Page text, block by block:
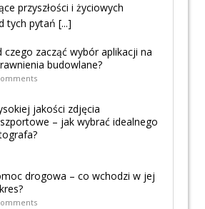
przyszłości i życiowych
tych pytań [...]
czego zacząć wybór aplikacji na
budowlane?
jakości zdjęcia
– jak wybrać idealnego
drogowa – co wchodzi w jej